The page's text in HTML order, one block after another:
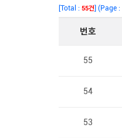
[Total : 55건] (Page :
번호
55
54
53